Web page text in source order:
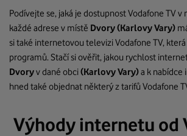
Podívejte se, jaká je dostupnost Vodafone TV v
každé adrese v místě Dvory(Karlovy Vary)
si také internetovou televizi Vodafone TV,
programů. Stačí si ověřit, jakou rychlost
Dvoryv dané obci(Karlovy Vary)a k nabídce
hned také objednat některý z tarifů Vodafone
Výhody internetu od